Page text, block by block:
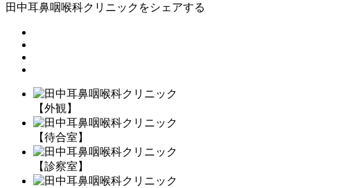
田中耳鼻咽喉科クリニックをシェアする
【外観】
【待合室】
【診察室】